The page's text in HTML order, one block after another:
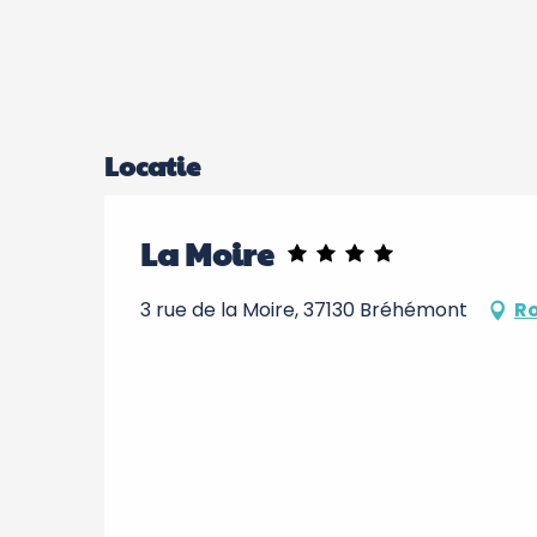
Locatie
La Moire
3 rue de la Moire, 37130 Bréhémont